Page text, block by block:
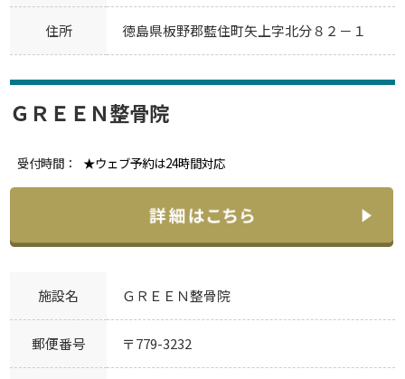
住所 徳島県板野郡藍住町矢上字北分８２－１
ＧＲＥＥＮ整骨院
受付時間： ★ウェブ予約は24時間対応
施設名 ＧＲＥＥＮ整骨院
郵便番号 〒779-3232